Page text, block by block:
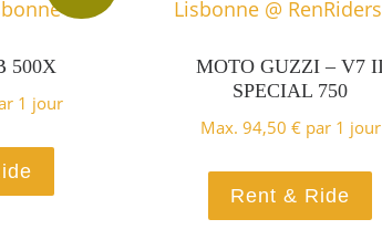
500X
1 jour
MOTO GUZZI – V7
SPECIAL 750
Max. 94,50 €par 1 jour
Rent & Ride